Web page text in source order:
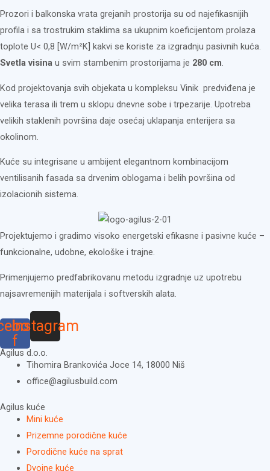
Prozori i balkonska vrata grejanih prostorija su od najefikasnijih
profila i sa trostrukim staklima sa ukupnim koeficijentom prolaza
toplote U< 0,8 [W/m²K] kakvi se koriste za izgradnju pasivnih kuća.
Svetla visina u svim stambenim prostorijama je 280 cm.
Kod projektovanja svih objekata u kompleksu Vinik predviđena je
velika terasa ili trem u sklopu dnevne sobe i trpezarije. Upotreba
velikih staklenih površina daje osećaj uklapanja enterijera sa
okolinom.
Kuće su integrisane u ambijent elegantnom kombinacijom
ventilisanih fasada sa drvenim oblogama i belih površina od
izolacionih sistema.
Projektujemo i gradimo visoko energetski efikasne i pasivne kuće –
funkcionalne, udobne, ekološke i trajne.
Primenjujemo predfabrikovanu metodu izgradnje uz upotrebu
najsavremenijih materijala i softverskih alata.
f
Instagram
Agilus d.o.o.
Tihomira Brankovića Joce 14, 18000 Niš
office@agilusbuild.com
Agilus kuće
Mini kuće
Prizemne porodične kuće
Porodične kuće na sprat
Dvojne kuće